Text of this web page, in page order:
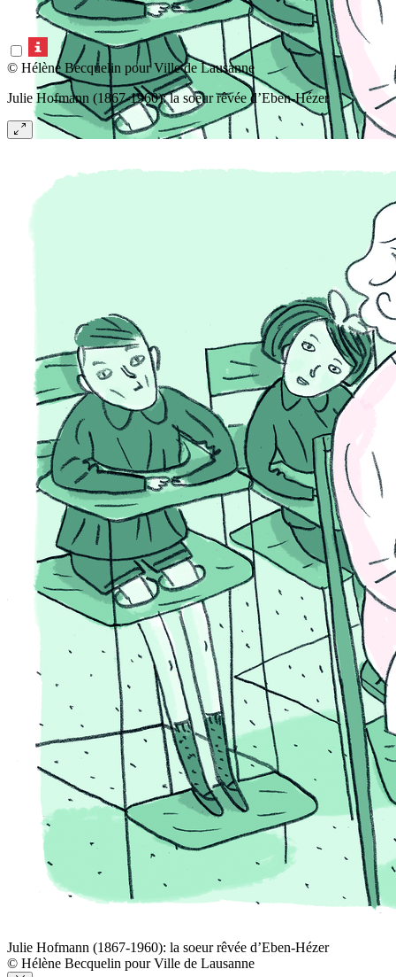
© Hélène Becquelin pour Ville de Lausanne
Julie Hofmann (1867-1960): la soeur rêvée d’Eben-Hézer
Julie Hofmann (1867-1960): la soeur rêvée d’Eben-Hézer
© Hélène Becquelin pour Ville de Lausanne